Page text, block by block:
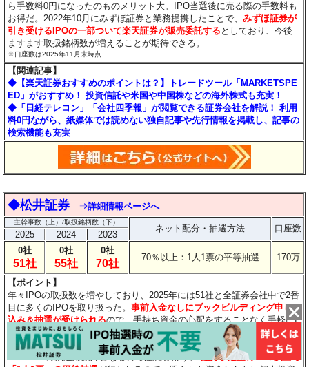
ら手数料0円になったのものメリット大。IPO当選後に売る際の手数料も
お得だ。2022年10月にみずほ証券と業務提携したことで、みずほ証券が
引き受けるIPOの一部ついて楽天証券が販売委託する としており、今後
ますます取扱銘柄数が増えることが期待できる。
※口座数は2025年11月末時点
【関連記事】
◆【楽天証券おすすめのポイントは？】トレードツール「MARKETSPE
ED」がおすすめ！ 投資信託や米国や中国株などの海外株式も充実！
◆「日経テレコン」「会社四季報」が閲覧できる証券会社を解説！ 利用
料0円ながら、紙媒体では読めない独自記事や先行情報を掲載し、記事の
検索機能も充実
◆松井証券 ⇒詳細情報ページへ
主幹事数（上）/取扱銘柄数（下）
ネット配分・抽選方法 口座数
2025 2024
2023
0社
51社
0社
55社
0社
70社
70％以上：1人1票の平等抽選 170万
【ポイント】
年々IPOの取扱数を増やしており、2025年には51社と全証券会社中で2番
目に多くのIPOを取り扱った。事前入金なしにブックビルディング申し
込み＆抽選が受けられるので、手持ち資金の心配をすることなく手軽にI
POに申し込むことができるのは大きなメリット！
ただし、抽選結果が
「当選」となっても購入申込をしなかった場合などは、その後6カ月間、
IPO・POの抽選対象外となるので注意しよう。
配分予定量の70％以上で